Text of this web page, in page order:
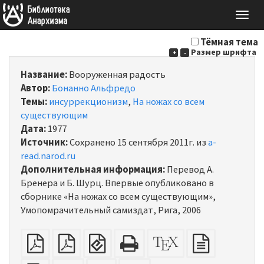
Тёмная тема
+ - Размер шрифта
Название:Вооруженная радость
Автор:Бонанно Альфредо
Темы:инсуррекционизм, На ножах со всем
существующим
Дата:1977
Источник:Сохранено 15 сентября 2011г. изa-
read.narod.ru
Дополнительная информация:Перевод А.
Бренера и Б. Шурц. Впервые опубликовано в
сборнике «На ножах со всем существующим»,
Умопомрачительный самиздат, Рига, 2006
обычный
PDF
Спуск
полос
EPUB
(для
HTML
(подходит
Исходник
XeLaTeX